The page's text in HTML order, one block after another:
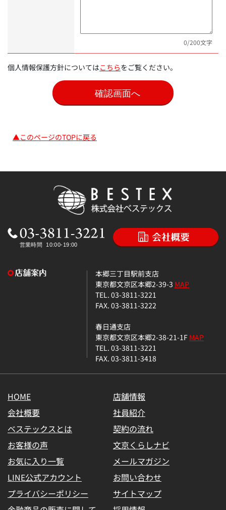
0/200文字
個人情報保護方針についてはこちらをご覧ください。
▲このページのTOPに戻る
本郷三丁目駅前支店
東京都文京区本郷2-39-3 MAP
TEL. 03-3811-3221
FAX. 03-3811-3222
春日通支店
東京都文京区本郷2-38-21-1FMAP
TEL. 03-3811-3221
FAX. 03-3811-3418
HOME
店舗情報
会社概要
社員紹介
ベステックスとは
契約の流れ
お客様の声
文京くらしナビ
お気に入り一覧
メールマガジン
LINE公式アカウント
お問い合わせ
プライバシーポリシー
サイトマップ